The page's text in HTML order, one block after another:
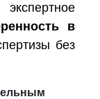
в
без